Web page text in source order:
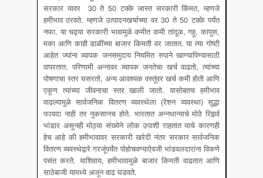
सरकार यावर 30 ते 50 टक्के जास्त सरकारी किंमत, म्हणजे
हमीभाव ठरवते. म्हणजे उत्पादनखर्चाच्या वर 30 ते 50 टक्के पर्यंत
नफा. या चढ्या सरकारी भावामुळे कमीत कमी तांदूळ, गहू, कापूस,
मका आणि काही डाळींच्या बाजार किमती वर जातात. या त्या गोष्टी
आहेत ज्यांना व्यापक जनसमुदाय नियमित रुपाने खाण्यापिण्यासाठी
वापरतात. परिणामी अन्नावर व्यापक जनतेचा खर्च वाढतो, त्यांच्या
पोषणाचा स्तर घसरतो, अन्य आवश्यक वस्तूंवर खर्च कमी होतॊ आणि
एकूण त्यांच्या जीवनाचा स्तर खाली जातो. यासोबतच हमीभाव
वाढल्यामुळे सार्वजनिक वितरण व्यवस्थेला (रेशन व्यवस्था) सुद्धा
फायदा नाही तर नुकसानच होते. भारतात अन्नधान्याचे मोठे रिझर्व
भांडार असूनही मोठ्या संख्येने लोक उपाशी राहतात याचे कारणही
हेच आहे की हमीभावावर सरकारी खरेदी नंतर सरकार सार्वजनिक
वितरण व्यवस्थेद्वारे गरजूंपर्यंत पोहोचवण्याऐवजी भांडवलदारांना विकणे
पसंत करते. याशिवाय, हमीभावामुळे बाजार किमती वाढतात आणि
साठेबाजी यामध्ये अजून वाढ घडवते.